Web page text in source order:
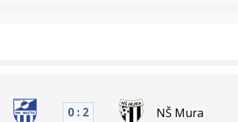
0 : 2 NŠ Mura